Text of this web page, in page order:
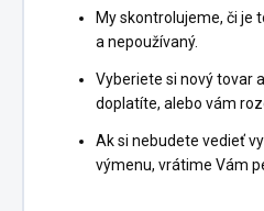
My skontrolujeme, či je
a nepoužívaný.
Vyberiete si nový tovar
doplatíte, alebo vám
Ak si nebudete vedieť
výmenu, vrátime Vám